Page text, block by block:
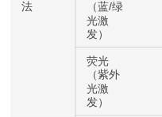
法 （蓝/绿
光激
发）
荧光
（紫外
光激
发）